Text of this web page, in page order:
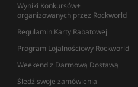
Wyniki Konkursów+
organizowanych przez Rockworld
Regulamin Karty Rabatowej
Program Lojalnościowy Rockworld
Weekend z Darmową Dostawą
Śledź swoje zamówienia